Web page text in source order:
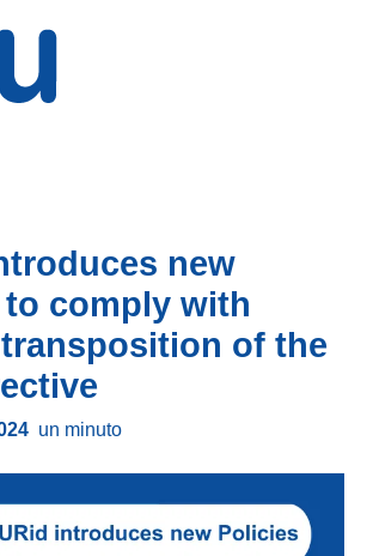
new
comply with
of the
un minuto